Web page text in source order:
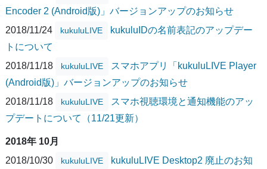
Encoder 2 (Android版)」バージョンアップのお知らせ
2018/11/24
kukuluLIVE
kukuluIDの名前表記のアップデー
トについて
2018/11/18
kukuluLIVE
スマホアプリ「kukuluLIVE Player
(Android版)」バージョンアップのお知らせ
2018/11/18
kukuluLIVE
スマホ視聴環境と通知機能のアッ
プデートについて（11/21更新）
2018年 10月
2018/10/30
kukuluLIVE
kukuluLIVE Desktop2 廃止のお知